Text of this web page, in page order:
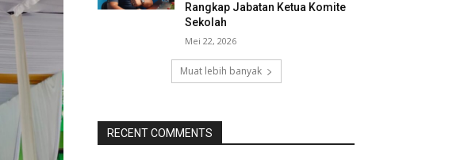
Rangkap Jabatan Ketua Komite
Sekolah
Mei 22, 2026
Muat lebih banyak
RECENT COMMENTS